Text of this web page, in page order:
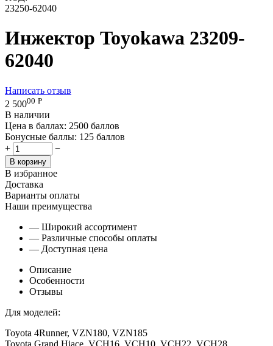
23250-62040
Инжектор Toyokawa 23209-
62040
Написать отзыв
2 50000 Р
В наличии
Цена в баллах: 2500 баллов
Бонусные баллы: 125 баллов
+
−
В корзину
В избранное
Доставка
Варианты оплаты
Наши преимущества
— Широкий ассортимент
— Различные способы оплаты
— Доступная цена
Описание
Особенности
Отзывы
Для моделей:
Toyota 4Runner, VZN180, VZN185